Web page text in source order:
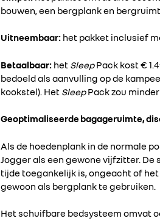
bouwen, een bergplank en
Uitneembaar: het pakket inclusief
Betaalbaar: het SleepPack kost €
bedoeld als aanvulling op de
kookstel). Het SleepPack zou
Geoptimaliseerde bagageruimte,
Als de hoedenplank in de normale
Jogger als een gewone vijfzitter.
tijde toegankelijk is, ongeacht of
gewoon als bergplank te gebruiken.
Het schuifbare bedsysteem omvat